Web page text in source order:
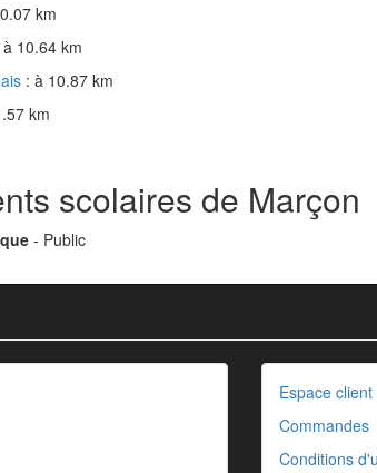
km
à 10.64 km
: à 10.87 km
km
scolaires de Marçon
- Public
Espace
Commandes
Conditions